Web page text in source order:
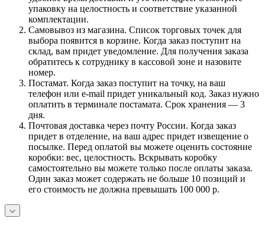
упаковку на целостность и соответствие указанной
комплектации.
Самовывоз из магазина. Список торговых точек для
выбора появится в корзине. Когда заказ поступит на
склад, вам придет уведомление. Для получения заказа
обратитесь к сотруднику в кассовой зоне и назовите
номер.
Постамат. Когда заказ поступит на точку, на ваш
телефон или e-mail придет уникальный код. Заказ нужно
оплатить в терминале постамата. Срок хранения — 3
дня.
Почтовая доставка через почту России. Когда заказ
придет в отделение, на ваш адрес придет извещение о
посылке. Перед оплатой вы можете оценить состояние
коробки: вес, целостность. Вскрывать коробку
самостоятельно вы можете только после оплаты заказа.
Один заказ может содержать не больше 10 позиций и
его стоимость не должна превышать 100 000 р.